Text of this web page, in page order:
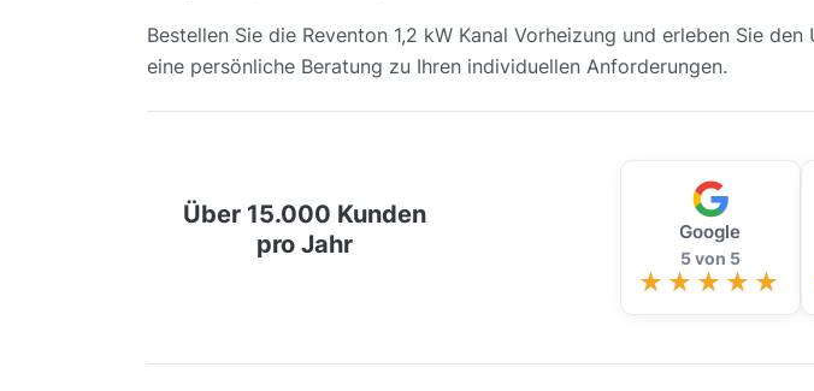
Bestellen Sie die Reventon 1,2 kW Kanal Vorheizung und erleben Sie
eine persönliche Beratung zu Ihren individuellen Anforderungen.
Über 15.000 Kunden
pro Jahr
Google
5 von 5